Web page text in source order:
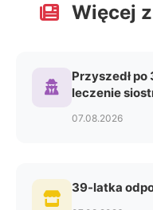
Więcej
Przyszedł
leczenie
07.08.2026
39-latka